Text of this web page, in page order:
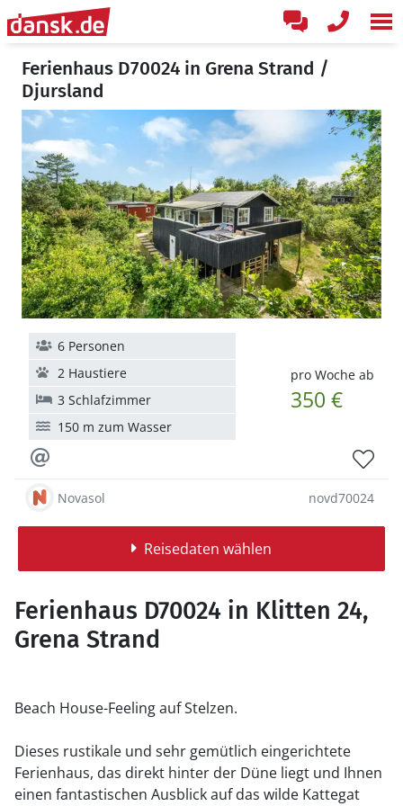
Ferienhaus D70024 in Grena Strand /
Djursland
pro Woche ab
350 €
6 Personen
2 Haustiere
3 Schlafzimmer
150 m zum Wasser
Novasol novd70024
Reisedaten wählen
Ferienhaus D70024 in Klitten 24,
Grena Strand
Beach House-Feeling auf Stelzen.
Dieses rustikale und sehr gemütlich eingerichtete
Ferienhaus, das direkt hinter der Düne liegt und Ihnen
einen fantastischen Ausblick auf das wilde Kattegat